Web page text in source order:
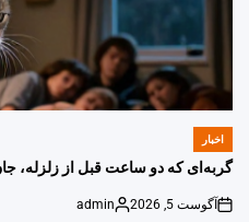
POSTED
IN
اخبار
گربه‌ای که دو ساعت قبل از زلزله،
on
آگوست 5, 2026
Posted
admin